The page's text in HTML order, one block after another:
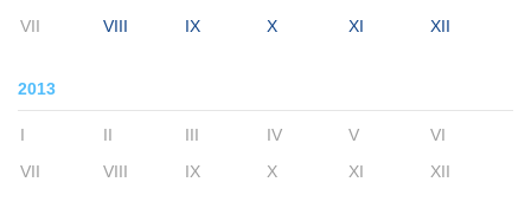
VII VIII IX X XI XII
2013
I II III IV V
VI
VII
VIII IX X XI XII